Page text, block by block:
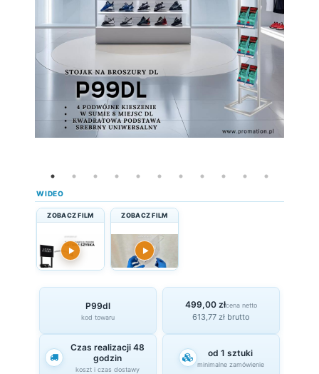
WIDEO
ZOBACZ FILM
▶
ZOBACZ FILM
▶
P99dl
kod towaru
499,00 złcena netto
613,77 zł brutto
Czas realizacji 48
godzin
koszt i czas dostawy
od 1 sztuki
minimalne zamówienie